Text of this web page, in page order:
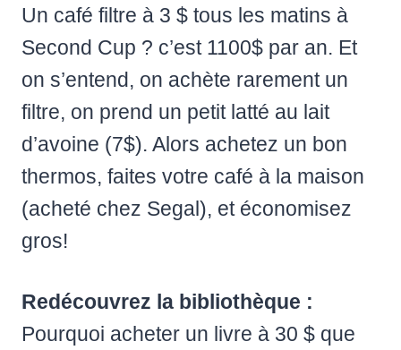
Un café filtre à 3 $ tous les matins à
Second Cup ? c’est 1100$ par an. Et
on s’entend, on achète rarement un
filtre, on prend un petit latté au lait
d’avoine (7$). Alors achetez un bon
thermos, faites votre café à la maison
(acheté chez Segal), et économisez
gros!
Redécouvrez la bibliothèque :
Pourquoi acheter un livre à 30 $ que